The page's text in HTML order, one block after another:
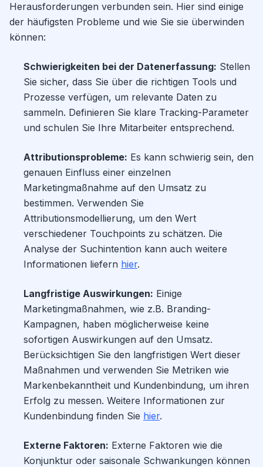
Herausforderungen verbunden sein. Hier sind einige
der häufigsten Probleme und wie Sie sie überwinden
können:
Schwierigkeiten bei der Datenerfassung: Stellen
Sie sicher, dass Sie über die richtigen Tools und
Prozesse verfügen, um relevante Daten zu
sammeln. Definieren Sie klare Tracking-Parameter
und schulen Sie Ihre Mitarbeiter entsprechend.
Attributionsprobleme: Es kann schwierig sein, den
genauen Einfluss einer einzelnen
Marketingmaßnahme auf den Umsatz zu
bestimmen. Verwenden Sie
Attributionsmodellierung, um den Wert
verschiedener Touchpoints zu schätzen. Die
Analyse der Suchintention kann auch weitere
Informationen liefern hier.
Langfristige Auswirkungen: Einige
Marketingmaßnahmen, wie z.B. Branding-
Kampagnen, haben möglicherweise keine
sofortigen Auswirkungen auf den Umsatz.
Berücksichtigen Sie den langfristigen Wert dieser
Maßnahmen und verwenden Sie Metriken wie
Markenbekanntheit und Kundenbindung, um ihren
Erfolg zu messen. Weitere Informationen zur
Kundenbindung finden Sie hier.
Externe Faktoren: Externe Faktoren wie die
Konjunktur oder saisonale Schwankungen können